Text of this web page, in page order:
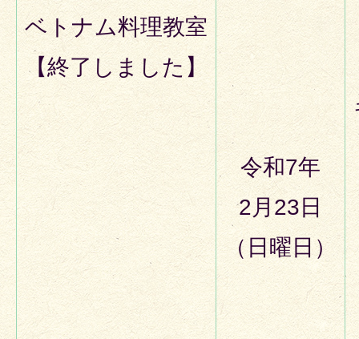
ベトナム料理教室
【終了しました】
令和7年
2月23日
（日曜日）